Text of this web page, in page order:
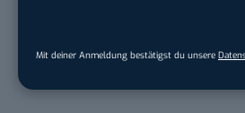
Mit deiner Anmeldung bestätigst du unsere
LEUCHTTURM1917in